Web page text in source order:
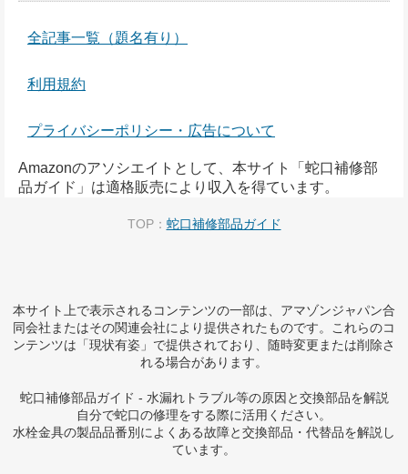
全記事一覧（題名有り）
利用規約
プライバシーポリシー・広告について
Amazonのアソシエイトとして、本サイト「蛇口補修部
品ガイド」は適格販売により収入を得ています。
TOP： 蛇口補修部品ガイド
本サイト上で表示されるコンテンツの一部は、アマゾンジャパン合
同会社またはその関連会社により提供されたものです。これらのコ
ンテンツは「現状有姿」で提供されており、随時変更または削除さ
れる場合があります。
蛇口補修部品ガイド - 水漏れトラブル等の原因と交換部品を解説
自分で蛇口の修理をする際に活用ください。
水栓金具の製品品番別によくある故障と交換部品・代替品を解説し
ています。